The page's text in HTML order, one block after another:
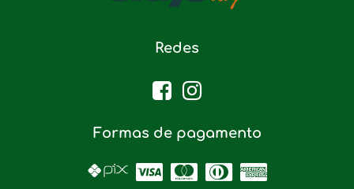
Redes
Formas de pagamento